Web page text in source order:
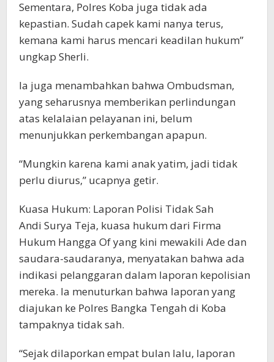
Sementara, Polres Koba juga tidak ada
kepastian. Sudah capek kami nanya terus,
kemana kami harus mencari keadilan hukum”
ungkap Sherli.
Ia juga menambahkan bahwa Ombudsman,
yang seharusnya memberikan perlindungan
atas kelalaian pelayanan ini, belum
menunjukkan perkembangan apapun.
“Mungkin karena kami anak yatim, jadi tidak
perlu diurus,” ucapnya getir.
Kuasa Hukum: Laporan Polisi Tidak Sah
Andi Surya Teja, kuasa hukum dari Firma
Hukum Hangga Of yang kini mewakili Ade dan
saudara-saudaranya, menyatakan bahwa ada
indikasi pelanggaran dalam laporan kepolisian
mereka. Ia menuturkan bahwa laporan yang
diajukan ke Polres Bangka Tengah di Koba
tampaknya tidak sah.
“Sejak dilaporkan empat bulan lalu, laporan